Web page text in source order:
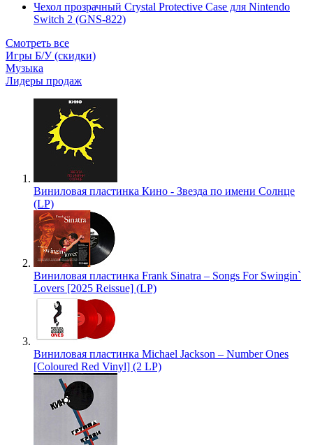
Чехол прозрачный Crystal Protective Case для Nintendo
Switch 2 (GNS-822)
Смотреть все
Игры Б/У (скидки)
Музыка
Лидеры продаж
Виниловая пластинка Кино - Звезда по имени Солнце
(LP)
Виниловая пластинка Frank Sinatra – Songs For Swingin`
Lovers [2025 Reissue] (LP)
Виниловая пластинка Michael Jackson – Number Ones
[Coloured Red Vinyl] (2 LP)